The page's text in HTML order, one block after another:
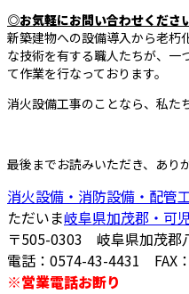
◎お気軽にお問い合わせくださ
新築建物への設備導入から老朽
な技術を有する職人たちが、一
て作業を行なっております。
消火設備工事のことなら、私た
最後までお読みいただき、あり
消火設備・消防設備・配管
ただいま岐阜県加茂郡・可
〒505-0303 岐阜県加茂郡
電話：0574-43-4431 FAX
※営業電話お断り